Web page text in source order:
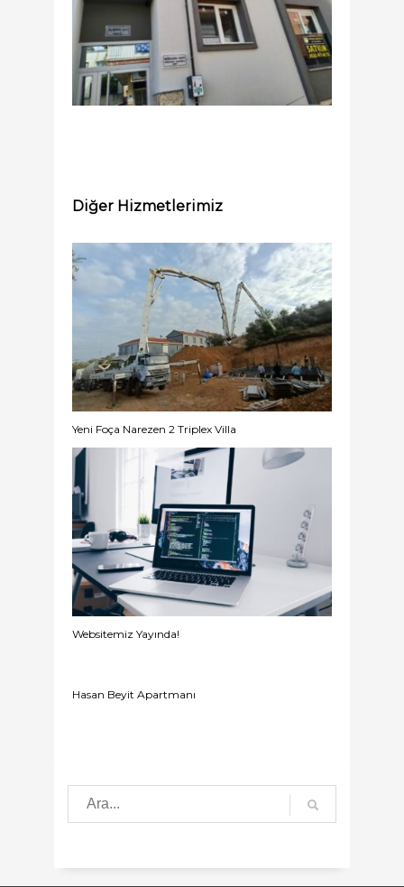
Diğer Hizmetlerimiz
Yeni Foça Narezen 2 Triplex Villa
Websitemiz Yayında!
Hasan Beyit Apartmanı